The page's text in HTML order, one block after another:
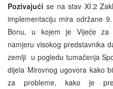
Pozivajući se na stav XI.2
implementaciju mira održane
Bonu, u kojem je Vijeće za
namjeru visokog predstavnika
zemlji u pogledu tumačenja
dijela Mirovnog ugovora kako
za probleme, kako je